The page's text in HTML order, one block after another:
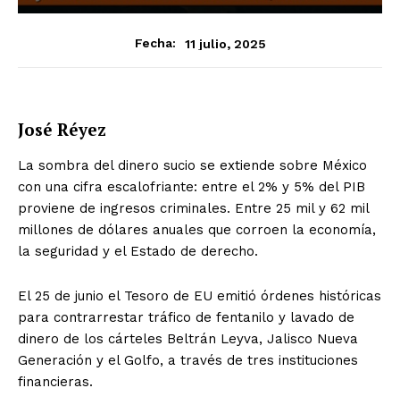
Fecha: 11 julio, 2025
José Réyez
La sombra del dinero sucio se extiende sobre México
con una cifra escalofriante: entre el 2% y 5% del PIB
proviene de ingresos criminales. Entre 25 mil y 62 mil
millones de dólares anuales que corroen la economía,
la seguridad y el Estado de derecho.
El 25 de junio el Tesoro de EU emitió órdenes históricas
para contrarrestar tráfico de fentanilo y lavado de
dinero de los cárteles Beltrán Leyva, Jalisco Nueva
Generación y el Golfo, a través de tres instituciones
financieras.